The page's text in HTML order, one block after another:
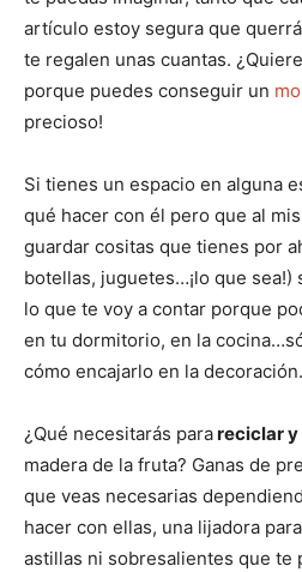
i
r
e
n
t
e
r
)
i
r
e
n
o
k i
r
e
n
e
s
t
artículo estoy segura que
te regalen unas cuantas.
porque puedes conseguir un
precioso!
Si tienes un espacio en alguna
qué hacer con él pero que al
guardar cositas que tienes por
botellas, juguetes…¡lo que sea!)
lo que te voy a contar porque
en tu dormitorio, en la
cómo encajarlo en la decoración.
¿Qué necesitarás parareciclar
madera de la fruta? Ganas de
que veas necesarias
hacer con ellas, una lijadora
astillas ni sobresalientes que te